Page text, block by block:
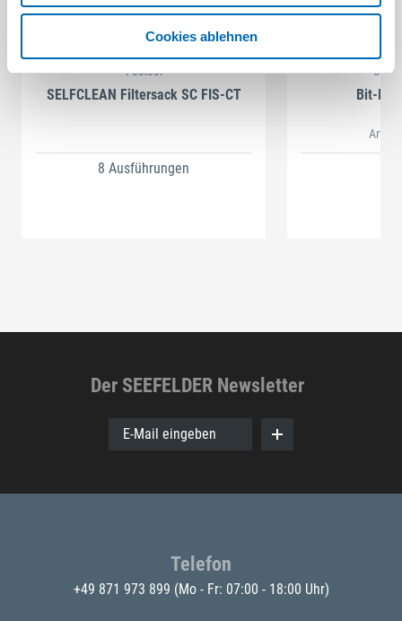
Cookies ablehnen
Festool
SELFCLEAN Filtersack SC FIS-CT
8 Ausführungen
Bit-
Der SEEFELDER Newsletter
E-Mail eingeben
Telefon
+49 871 973 899 (Mo - Fr: 07:00 - 18:00 Uhr)